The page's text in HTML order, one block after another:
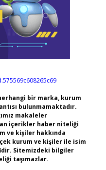
bir marka, kurum
bulunmamaktadır.
makaleler
içerikler haber niteliği
ve kişiler hakkında
kurum ve kişiler ile isim
Sitemizdeki bilgiler
taşımazlar.